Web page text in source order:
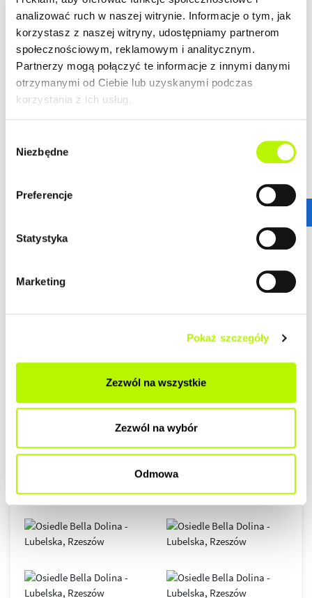
analizować ruch w naszej witrynie. Informacje o tym, jak
korzystasz z naszej witryny, udostępniamy partnerom
społecznościowym, reklamowym i analitycznym.
Partnerzy mogą połączyć te informacje z innymi danymi
otrzymanymi od Ciebie lub uzyskanymi podczas
korzystania z ich usług.
zgody
Niezbędne
Preferencje
Statystyka
Marketing
Pokaż szczegóły
Zezwól na wszystkie
Zezwól na wybór
Odmowa
LOKALIZACJA
Bella Dolina to nasze drugie, realizowane kompleksowo,
a zarazem całkowicie od podstaw osiedle w Rzeszowie.
Wyznacza ono nowe standardy w kreowaniu przestrzeni
gwarantuje wprost niesamowitą dostępność
ZALETY LOKALIZACJI
nowoczesne osiedle